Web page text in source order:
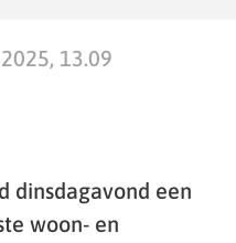
13.09
dinsdagavond een
woon- en